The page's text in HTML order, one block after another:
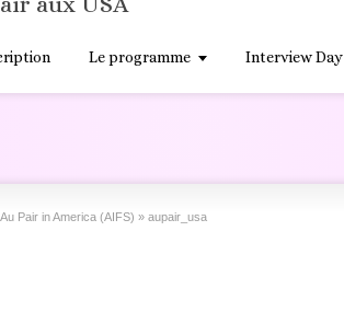
Le programme Interview Day
Pair in America (AIFS) » aupair_usa